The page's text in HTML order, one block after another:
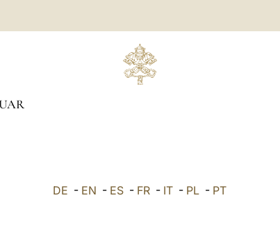
DE - EN - ES - FR - IT - PL - PT